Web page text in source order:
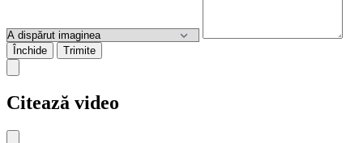
Închide Trimite
Citează video